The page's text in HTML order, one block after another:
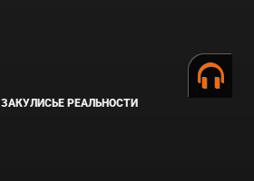
ЗАКУЛИСЬЕ РЕАЛЬНОСТИ